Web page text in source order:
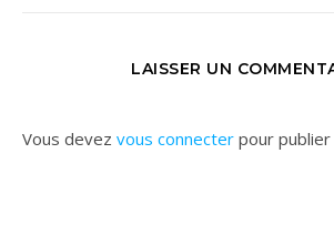
LAISSER UN
Vous devez vous connecter pour